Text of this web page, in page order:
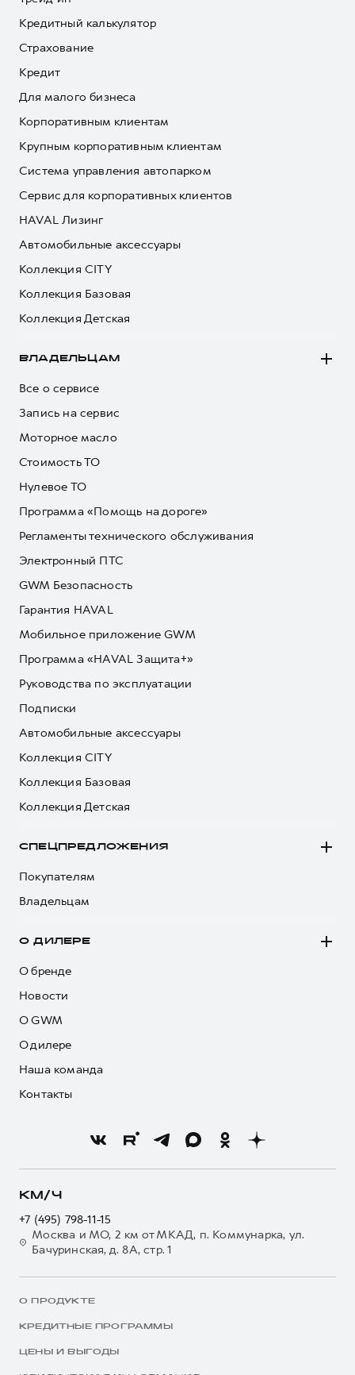
Кредитный калькулятор
Страхование
Кредит
Для малого бизнеса
Корпоративным клиентам
Крупным корпоративным клиентам
Система управления автопарком
Сервис для корпоративных клиентов
HAVAL Лизинг
Автомобильные аксессуары
Коллекция CITY
Коллекция Базовая
Коллекция Детская
ВЛАДЕЛЬЦАМ
Все о сервисе
Запись на сервис
Моторное масло
Стоимость ТО
Нулевое ТО
Программа «Помощь на дороге»
Регламенты технического обслуживания
Электронный ПТС
GWM Безопасность
Гарантия HAVAL
Мобильное приложение GWM
Программа «HAVAL Защита+»
Руководства по эксплуатации
Подписки
Автомобильные аксессуары
Коллекция CITY
Коллекция Базовая
Коллекция Детская
СПЕЦПРЕДЛОЖЕНИЯ
Покупателям
Владельцам
О ДИЛЕРЕ
О бренде
Новости
О GWM
О дилере
Наша команда
Контакты
КМ/Ч
+7 (495) 798-11-15
Москва и МО, 2 км от МКАД, п. Коммунарка, ул.
Бачуринская, д. 8А, стр. 1
О ПРОДУКТЕ
КРЕДИТНЫЕ ПРОГРАММЫ
ЦЕНЫ И ВЫГОДЫ